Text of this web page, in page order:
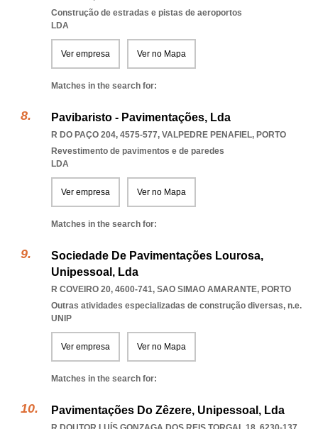
Construção de estradas e pistas de aeroportos
LDA
Ver empresa Ver no Mapa
Matches in the search for:
Pavibaristo - Pavimentações, Lda
R DO PAÇO 204, 4575-577, VALPEDRE PENAFIEL, PORTO
Revestimento de pavimentos e de paredes
LDA
Ver empresa Ver no Mapa
Matches in the search for:
Sociedade De Pavimentações Lourosa,
Unipessoal, Lda
R COVEIRO 20, 4600-741, SAO SIMAO AMARANTE, PORTO
Outras atividades especializadas de construção diversas, n.e.
UNIP
Ver empresa Ver no Mapa
Matches in the search for:
Pavimentações Do Zêzere, Unipessoal, Lda